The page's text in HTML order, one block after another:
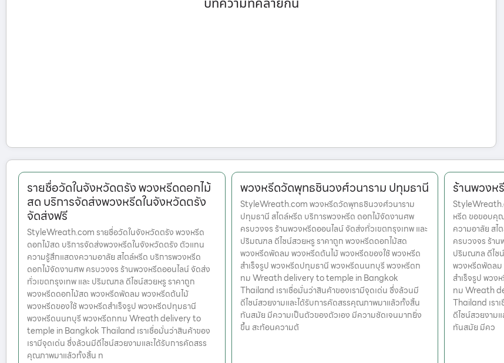
บทความที่คล้ายกัน
รายชื่อวัดในจังหวัดตรัง พวงหรีดดอกไม้
สด บริการจัดส่งพวงหรีดในจังหวัดตรัง
จัดส่งฟรี
StyleWreath.com รายชื่อวัดในจังหวัดตรัง พวงหรีด
ดอกไม้สด บริการจัดส่งพวงหรีดในจังหวัดตรัง ตัวแทน
ความรู้สึกแสดงความอาลัย สไตล์หรีด บริการพวงหรีด
ดอกไม้จัดงานศพ ครบวงจร ร้านพวงหรีดออนไลน์ จัดส่ง
ทั่วเขตกรุงเทพ และ ปริมณฑล ดีไซน์สวยหรู ราคาถูก
พวงหรีดดอกไม้สด พวงหรีดพัดลม พวงหรีดต้นไม้
พวงหรีดของใช้ พวงหรีดสำเร็จรูป พวงหรีดปทุมธานี
พวงหรีดนนทบุรี พวงหรีดกทม Wreath delivery to
temple in Bangkok Thailand เราเชื่อมั่นว่าสินค้าของ
เรามีจุดเด่น ซึ่งล้วนมีดีไซน์สวยงามและได้รับการคัดสรร
คุณภาพมาแล้วทั้งสิ้น ท
พวงหรีดวัดพุทธชินวงศ์วนาราม ปทุมธานี
StyleWreath.com พวงหรีดวัดพุทธชินวงศ์วนาราม
ปทุมธานี สไตล์หรีด บริการพวงหรีด ดอกไม้จัดงานศพ
ครบวงจร ร้านพวงหรีดออนไลน์ จัดส่งทั่วเขตกรุงเทพ และ
ปริมณฑล ดีไซน์สวยหรู ราคาถูก พวงหรีดดอกไม้สด
พวงหรีดพัดลม พวงหรีดต้นไม้ พวงหรีดของใช้ พวงหรีด
สำเร็จรูป พวงหรีดปทุมธานี พวงหรีดนนทบุรี พวงหรีดก
ทม Wreath delivery to temple in Bangkok
Thailand เราเชื่อมั่นว่าสินค้าของเรามีจุดเด่น ซึ่งล้วนมี
ดีไซน์สวยงามและได้รับการคัดสรรคุณภาพมาแล้วทั้งสิ้น
ทันสมัย มีความเป็นตัวของตัวเอง มีความชัดเจนมากยิ่ง
ขึ้น สะท้อนความต้
ร้านพวง
หรีด ขอขอบคุ
ความอาลัย ส
ครบวงจร ร้าน
ปริมณฑล ดีไซ
พวงหรีดพัดลม
สำเร็จรูป พว
ทม Wreath
Thailand เรา
ดีไซน์สวยงาม
ทันสมัย มีคว